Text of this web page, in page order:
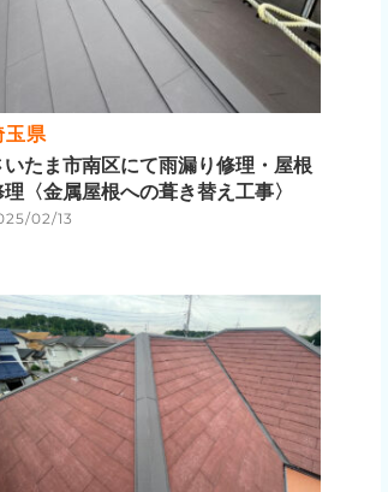
玉県
いたま市南区にて雨漏り修理・屋根
理〈金属屋根への葺き替え工事〉
02/13